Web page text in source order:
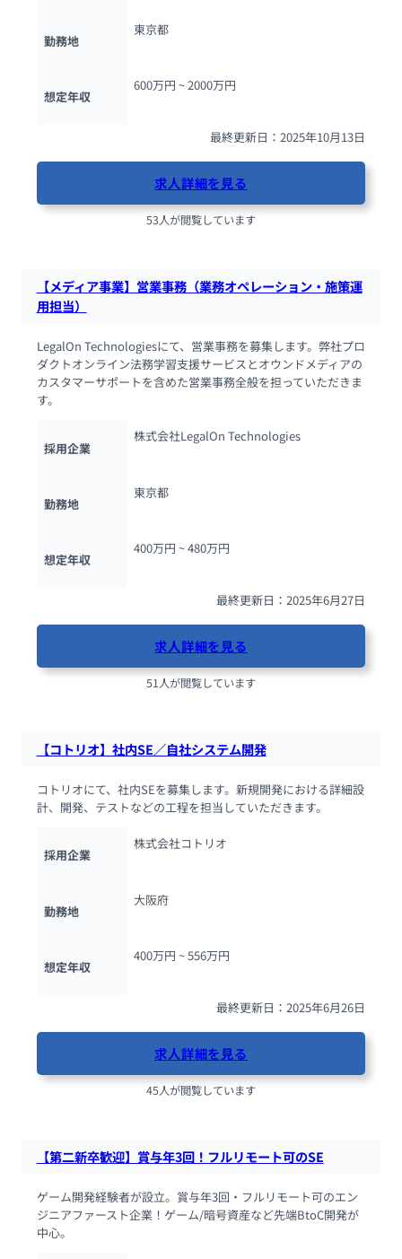
勤務地
東京都
想定年収
600万円 ~ 2000万円
最終更新日：2025年10月13日
求人詳細を見る
53人が閲覧しています
【メディア事業】営業事務（業務オペレーション・施策運
用担当）
LegalOn Technologiesにて、営業事務を募集します。弊社プロ
ダクトオンライン法務学習支援サービスとオウンドメディアの
カスタマーサポートを含めた営業事務全般を担っていただきま
す。
採用企業
株式会社LegalOn Technologies
勤務地
東京都
想定年収
400万円 ~ 480万円
最終更新日：2025年6月27日
求人詳細を見る
51人が閲覧しています
【コトリオ】社内SE／自社システム開発
コトリオにて、社内SEを募集します。新規開発における詳細設
計、開発、テストなどの工程を担当していただきます。
採用企業
株式会社コトリオ
勤務地
大阪府
想定年収
400万円 ~ 556万円
最終更新日：2025年6月26日
求人詳細を見る
45人が閲覧しています
【第二新卒歓迎】賞与年3回！フルリモート可のSE
ゲーム開発経験者が設立。賞与年3回・フルリモート可のエン
ジニアファースト企業！ゲーム/暗号資産など先端BtoC開発が
中心。